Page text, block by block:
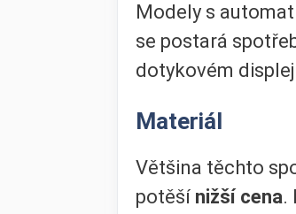
Modely s
se postará
dotykovém
Materiál
Většina těchto
potěší nižší cena.